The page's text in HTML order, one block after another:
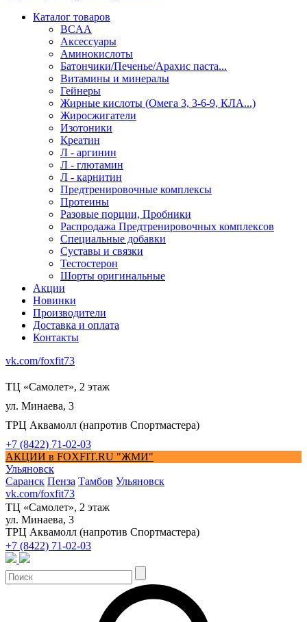
Каталог товаров
BCAA
Аксессуары
Аминокислоты
Батончики/Печенье/Арахис паста...
Витамины и минералы
Гейнеры
Жирные кислоты (Омега 3, 3-6-9, КЛА...)
Жиросжигатели
Изотоники
Креатин
Л - аргинин
Л - глютамин
Л - карнитин
Предтренировочные комплексы
Протеины
Разовые порции, Пробники
Распродажа Предтренировочных комплексов
Специальные добавки
Суставы и связки
Тестостерон
Шорты оригинальные
Акции
Новинки
Производители
Доставка и оплата
Контакты
vk.com/foxfit73
ТЦ «Самолет», 2 этаж
ул. Минаева, 3
ТРЦ Аквамолл (напротив Спортмастера)
+7 (8422) 71-02-03
АКЦИИ в FOXFIT.RU "ЖМИ"
Ульяновск
Саранск Пенза Тамбов Ульяновск
vk.com/foxfit73
ТЦ «Самолет», 2 этаж
ул. Минаева, 3
ТРЦ Аквамолл (напротив Спортмастера)
+7 (8422) 71-02-03